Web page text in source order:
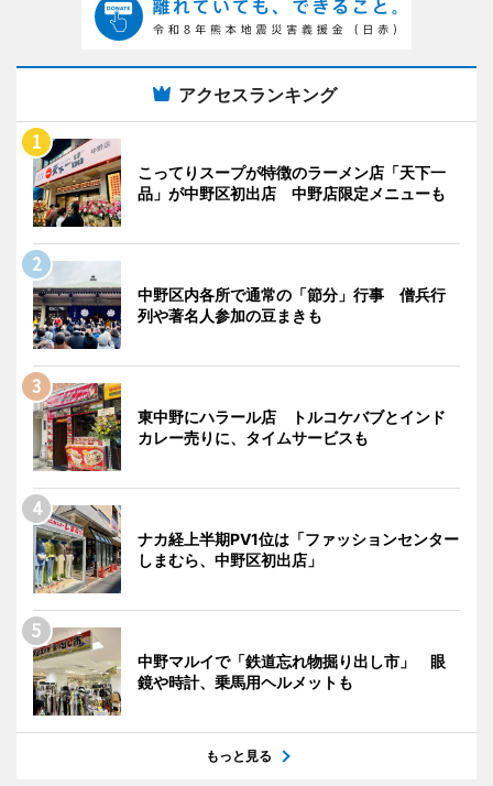
アクセスランキング
こってりスープが特徴のラーメン店「天下一
品」が中野区初出店 中野店限定メニューも
中野区内各所で通常の「節分」行事 僧兵行
列や著名人参加の豆まきも
東中野にハラール店 トルコケバブとインド
カレー売りに、タイムサービスも
ナカ経上半期PV1位は「ファッションセンター
しまむら、中野区初出店」
中野マルイで「鉄道忘れ物掘り出し市」 眼
鏡や時計、乗馬用ヘルメットも
もっと見る